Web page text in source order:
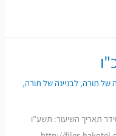
של תורה,לבניינה של תורה,
תאריך השיעור: תשע"ו